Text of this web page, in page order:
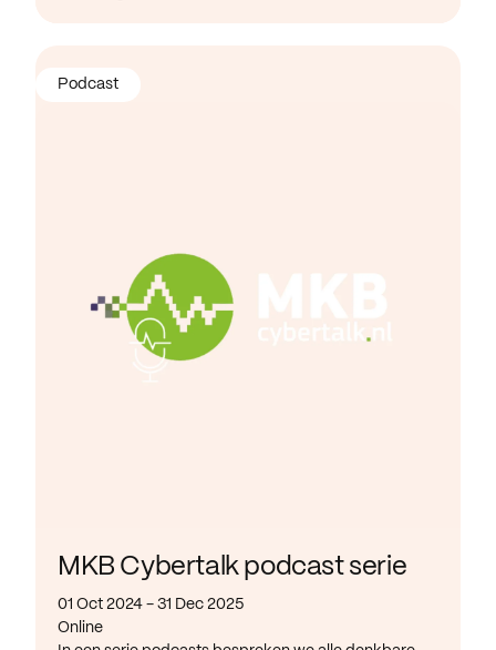
MKB Cybertalk podcast serie
01 Oct 2024 - 31 Dec 2025
Online
Podcast